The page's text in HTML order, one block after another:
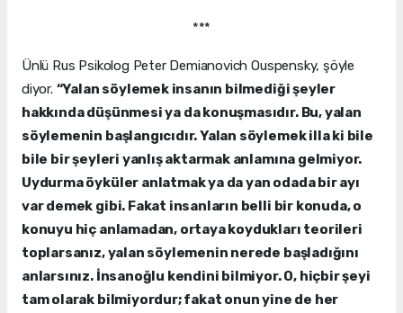
***
Ünlü Rus Psikolog Peter Demianovich Ouspensky, şöyle
diyor. “Yalan söylemek insanın bilmediği şeyler
hakkında düşünmesi ya da konuşmasıdır. Bu, yalan
söylemenin başlangıcıdır. Yalan söylemek illa ki bile
bile bir şeyleri yanlış aktarmak anlamına gelmiyor.
Uydurma öyküler anlatmak ya da yan odada bir ayı
var demek gibi. Fakat insanların belli bir konuda, o
konuyu hiç anlamadan, ortaya koydukları teorileri
toplarsanız, yalan söylemenin nerede başladığını
anlarsınız. İnsanoğlu kendini bilmiyor. O, hiçbir şeyi
tam olarak bilmiyordur; fakat onun yine de her